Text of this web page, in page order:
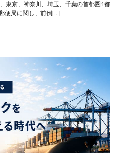
東京、神奈川、埼玉、千葉の首都圏1都
便局に関し、前倒[…]